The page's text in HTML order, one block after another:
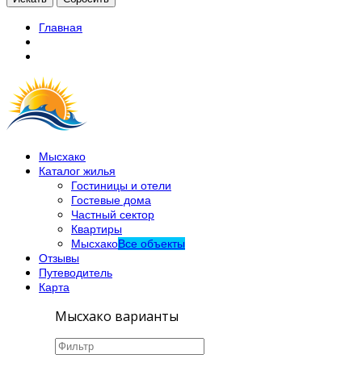
Главная
Мысхако
Каталог жилья
Гостиницы и отели
Гостевые дома
Частный сектор
Квартиры
МысхакоВсе объекты
Отзывы
Путеводитель
Карта
Мысхако варианты